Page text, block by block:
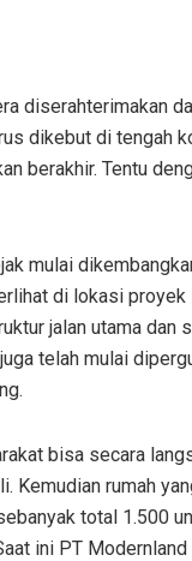
diserahterimakan
dikebut di tengah
berakhir. Tentu
mulai
di lokasi
jalan utama dan
telah mulai
bisa secara
Kemudian rumah
total 1.500
ini PT Modernland